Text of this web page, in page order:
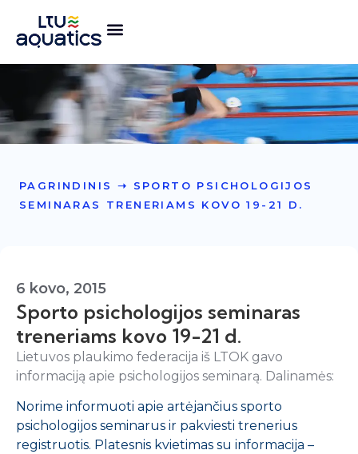
PAGRINDINIS ➝ SPORTO PSICHOLOGIJOS
SEMINARAS TRENERIAMS KOVO 19-21 D.
6 kovo, 2015
Sporto psichologijos seminaras
treneriams kovo 19-21 d.
Lietuvos plaukimo federacija iš LTOK gavo
informaciją apie psichologijos seminarą. Dalinamės:
Norime informuoti apie artėjančius sporto
psichologijos seminarus ir pakviesti trenerius
registruotis. Platesnis kvietimas su informacija –